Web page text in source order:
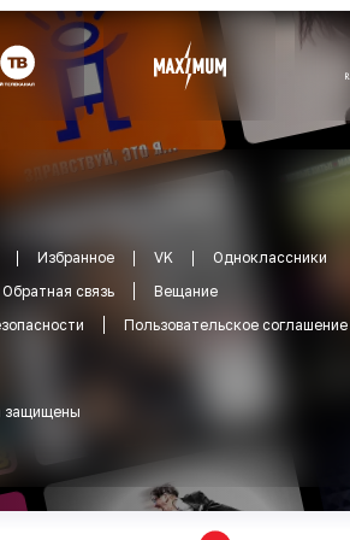
Избранное VK
Одноклассники
Обратная связь
Вещание
Пользовательское соглашение
защищены